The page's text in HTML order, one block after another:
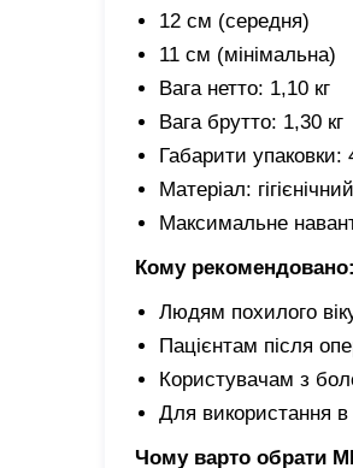
12 см (середня)
11 см (мінімальна)
Вага нетто: 1,10 кг
Вага брутто: 1,30 кг
Габарити
Матеріал:
Максимальне
Кому рекомендовано:
Людям похилого
Пацієнтам після
Користувачам з
Для використання в
Чому варто обрати